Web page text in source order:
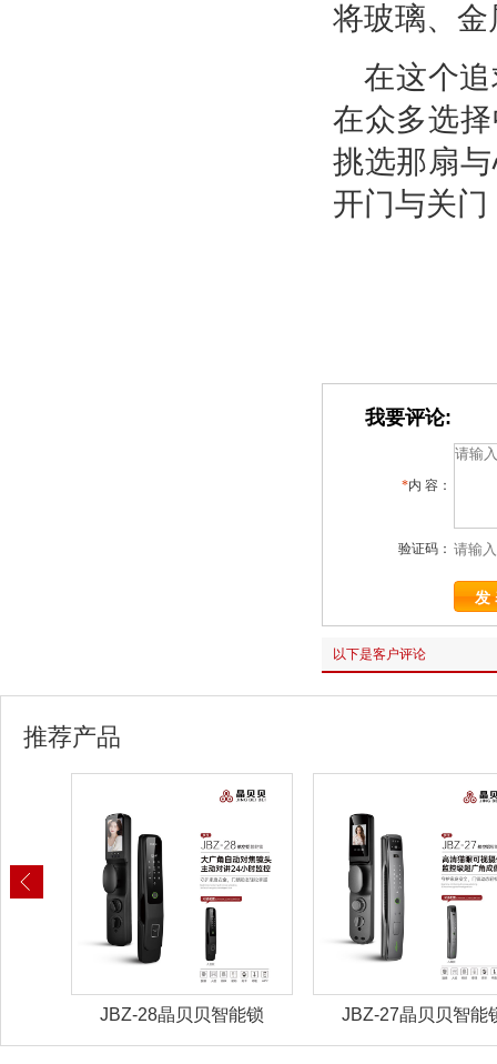
将玻璃、
在这个
在众多选
挑选那扇
开门与关
我要评论:
*内 容：
验证码：
以下是客户评论
推荐产品
JBZ-28晶贝贝智能锁 JBZ-27晶贝贝智能